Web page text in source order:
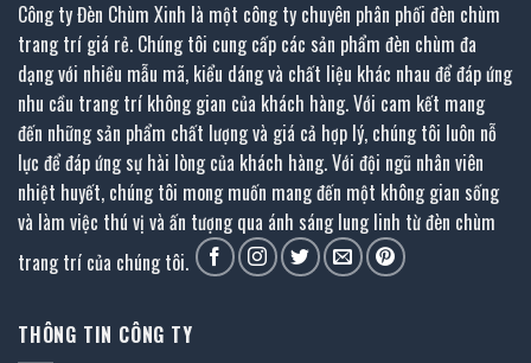
Công ty Đèn Chùm Xinh là một công ty chuyên phân phối đèn chùm
trang trí giá rẻ. Chúng tôi cung cấp các sản phẩm đèn chùm đa
dạng với nhiều mẫu mã, kiểu dáng và chất liệu khác nhau để đáp ứng
nhu cầu trang trí không gian của khách hàng. Với cam kết mang
đến những sản phẩm chất lượng và giá cả hợp lý, chúng tôi luôn nỗ
lực để đáp ứng sự hài lòng của khách hàng. Với đội ngũ nhân viên
nhiệt huyết, chúng tôi mong muốn mang đến một không gian sống
và làm việc thú vị và ấn tượng qua ánh sáng lung linh từ đèn chùm
trang trí của chúng tôi.
THÔNG TIN CÔNG TY